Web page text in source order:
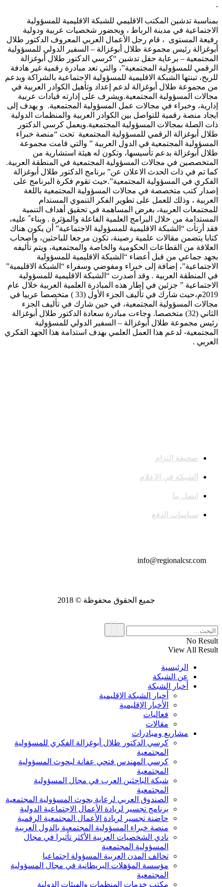
بمناسبة تدشين المكتب الاقليمي للشبكة الاقليمية للمسؤولية
الاجتماعية في مدينة الرباط ، وبحضور شخصيات عربية ودولية
رفيعة المستوى ، قام رجل الأعمال العربي المعروف الدكتور طلال
أبوغزالة رئيس مجموعة طلال أبوغزالة – السفير الدولي للمسؤولية
المجتمعية – برعاية حفل تدشين “كرسي الدكتور طلال أبوغزالة
الرقمي للمسؤولية المجتمعية”، والتي تعد مبادرة رقمية غير هادفة
للربح، تبنتها الشبكة الاقليمية للمسؤولية الاجتماعية بالشراكة وبدعم
من مجموعة طلال أبوغزالة لدعم إعداد وتأهيل الكوادر العربية في
مجالات المسؤولية المجتمعية.ويشرف على إدارته قيادات عربية
إدارية، وخبراء في مجالات عمل المسؤولية المجتمعية. و يهدف إلى
ايجاد منصة رقمية للتواصل بين الكوادر العربية والمنظمات الدولية
ذات الصلة بمجالات المسؤولية المجتمعية.ويعمل كرسي الدكتور
طلال أبوغزالة الرقمي للمسؤولية المجتمعية تحت “منصة خبراء
المسؤولية المجتمعية في الدول العربية ” والتي قامت مجموعة
طلال أبوغزالة بدعم تأسيسها، وتكون له هيئة استشارية من
المتخصصين في مجالات المسؤولية المجتمعية في المنطقة العربية.
كما تم في ذات الحدث الاعلان عن” برنامج الدكتور طلال أبوغزالة
الفكري في المسؤولية المجتمعية”.حيث تقوم فكرة البرنامج على
إصدار كتب متخصصة في مجالات المسؤولية المجتمعية باللغة
العربية ، وذلك للعمل على تطوير الفكر التنموي المستدام
للمجتمعات العربية، بغرض المساهمة في تحقيق أهداف التنمية
المستدامة من خلال البرامج العلمية الفاعلة والمؤثرة . وبناء ً عليه،
فقد أرتأت “الشبكة الاقليمية للمسؤولية الاجتماعية” أن يكون هناك
كتابا يتضمن مقالات علمية رصينة، تكون مرجعا للباحثين، وأصحاب
العلاقة من القطاعات الحكومية والخاصة والمجتمعية، ويتم تأليفه
بجهد جماعي من قبل أعضاء “الشبكة الاقليمية للمسؤولية
الاجتماعية”، إضافة إلى خبراء ومفوضي وسفراء “الشبكة الاقليمية”
في المنطقة العربية . وقد أصدرت “الشبكة الاقليمية للمسؤولية
الاجتماعية ” جزئين في إطار هذه المبادرة العلمية العربية خلال عام
2019م،حيث شارك في تأليف الجزء الأول (33 ) متخصصا عربيا في
مجالات المسؤولية المجتمعية، في حين شارك في تأليف الجزء
الثاني (32) متخصصا. وجاءت مبادرة سعادة الدكتور طلال أبوغزالة
رئيس مجموعة طلال أبوغزالة – السفير الدولي للمسؤولية
المجتمعية- لدعم هذا العمل العلمي بهدف استدامة هذا الجهد الفكري
العربي .
صحيفة إلتزام
الشبكة في الإعلام
اتصل بنا
سياسات الدفع
جميع الحقوق محفوظة © 2018
No Result
View All Result
الرئيسية
عن الشبكة
أخبار الشبكة
أخبار الشبكة الإقليمية
الأخبار الإقليمية
فعاليات
مقالات
مشاريع ومبادرات
كرسي الدكتور طلال أبوغزالة الفكري للمسؤولية
المجتمعية
كرسي المهندس فتحي عفانة لبحوث المسؤولية
المجتمعية
شبكة الباحثين العرب في مجال المسؤولية
المجتمعية
الصندوق العربي لرعاية بحوث المسؤولية المجتمعية
برنامج تجسير لريادة الأعمال الاجتماعية الدولية
حاضنة تجسير لريادة الأعمال المجتمعية الرقمية
منصة خبراء المسؤولية المجتمعية بالدول العربية
نادي الشخصيات العربية الأكثر تأثيرا في مجال
المسؤولية المجتمعية
تحالف المدن العربية المسؤولة اجتماعيا
مؤسسة المؤهلات البريطانية في مجال المسؤولية
المجتمعية
مكتب خدمات المنظمات والهيئات الدولية